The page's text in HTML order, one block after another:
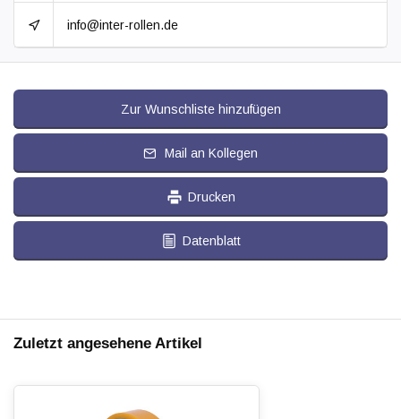
info@inter-rollen.de
Zur Wunschliste hinzufügen
Mail an Kollegen
Drucken
Datenblatt
Zuletzt angesehene Artikel